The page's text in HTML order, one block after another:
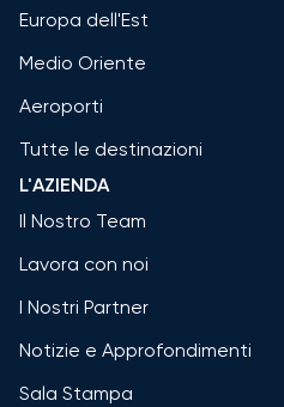
Europa dell'Est
Medio Oriente
Aeroporti
Tutte le destinazioni
L'AZIENDA
Il Nostro Team
Lavora con noi
I Nostri Partner
Notizie e Approfondimenti
Sala Stampa